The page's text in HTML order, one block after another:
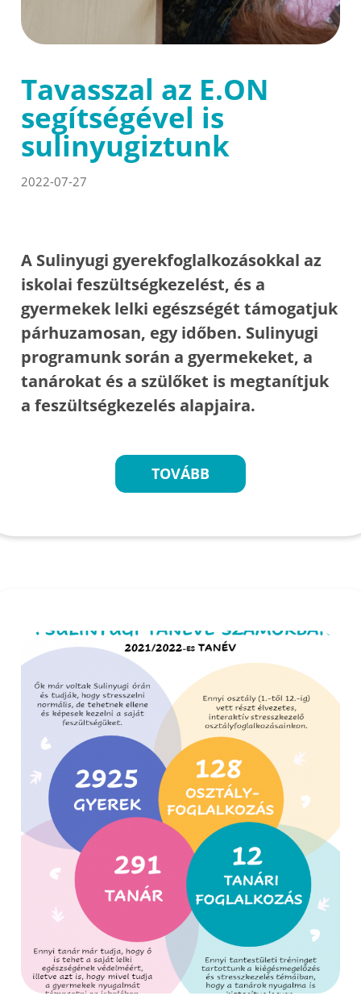
Tavasszal az E.ON
segítségével is
sulinyugiztunk
2022-07-27
A Sulinyugi gyerekfoglalkozásokkal az
iskolai feszültségkezelést, és a
gyermekek lelki egészségét támogatjuk
párhuzamosan, egy időben. Sulinyugi
programunk során a gyermekeket, a
tanárokat és a szülőket is megtanítjuk
a feszültségkezelés alapjaira.
TOVÁBB